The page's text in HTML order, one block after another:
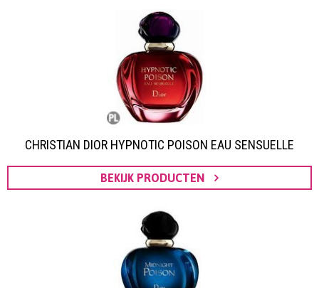
CHRISTIAN DIOR HYPNOTIC POISON EAU SENSUELLE
BEKIJK PRODUCTEN